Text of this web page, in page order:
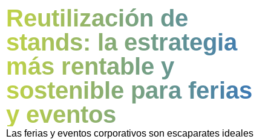
Reutilización de
stands: la estrategia
más rentable y
sostenible para ferias
y eventos
Las ferias y eventos corporativos son escaparates ideales